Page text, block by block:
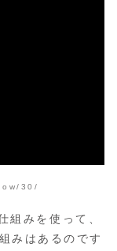
30/
みを使って、
みはあるのです